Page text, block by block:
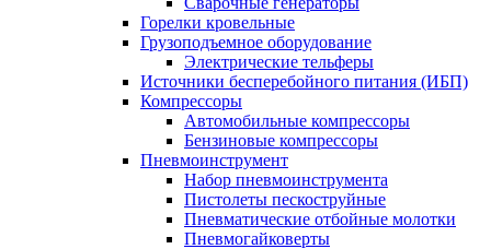
Горелки кровельные
Грузоподъемное оборудование
Электрические тельферы
Источники бесперебойного питания (ИБП)
Компрессоры
Автомобильные компрессоры
Бензиновые компрессоры
Пневмоинструмент
Набор пневмоинструмента
Пистолеты пескоструйные
Пневматические отбойные молотки
Пневмогайковерты